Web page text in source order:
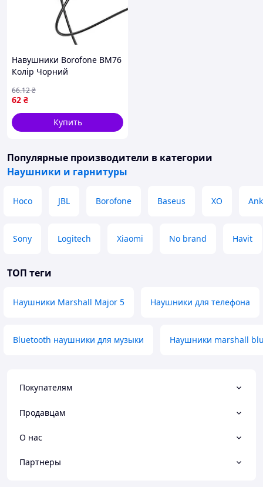
Навушники Borofone BM76
Колір Чорний
62 ₴
66.12₴
Купить
Популярные производители в категории
Наушники и гарнитуры
Hoco JBL Borofone Baseus XO
Sony Logitech Xiaomi No brand Havit
ТОП теги
Наушники Marshall Major 5 Наушники для телефона
Bluetooth наушники для музыки Наушники marshall
Покупателям
Продавцам
О нас
Партнеры